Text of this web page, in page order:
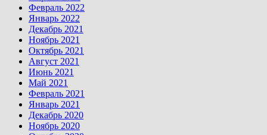
Февраль 2022
Январь 2022
Декабрь 2021
Ноябрь 2021
Октябрь 2021
Август 2021
Июнь 2021
Май 2021
Февраль 2021
Январь 2021
Декабрь 2020
Ноябрь 2020